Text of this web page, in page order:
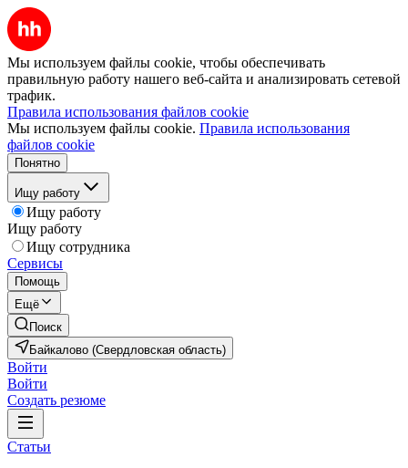
Мы используем файлы cookie, чтобы обеспечивать
правильную работу нашего веб-сайта и анализировать сетевой
трафик.
Правила использования файлов cookie
Мы используем файлы cookie. Правила использования
файлов cookie
Понятно
Ищу работу
Ищу работу
Ищу работу
Ищу сотрудника
Сервисы
Помощь
Ещё
Поиск
Байкалово (Свердловская область)
Войти
Войти
Создать резюме
Статьи